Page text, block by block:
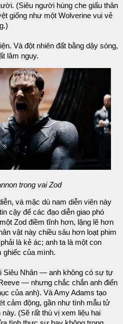
(Siêu người hùng che giấu thân
giống như một Wolverine vui vẻ
Và đột nhiên đất bằng dậy sóng,
lâm nguy.
trong vai Zod
và mặc dù nam diễn viên này
cậy để các đạo diễn giao phó
Zod điềm tĩnh hơn, lặng lẽ hơn
vật này chiều sâu hơn loạt phim
là kẻ ác; anh ta là một con
ghiếc của mình.
Siêu Nhân — anh không có sự tự
— nhưng chắc chắn anh điển
của anh). Và Amy Adams tạo
cảm động, gần như tình mẫu tử
(Sẽ rất thú vị xem liệu hai